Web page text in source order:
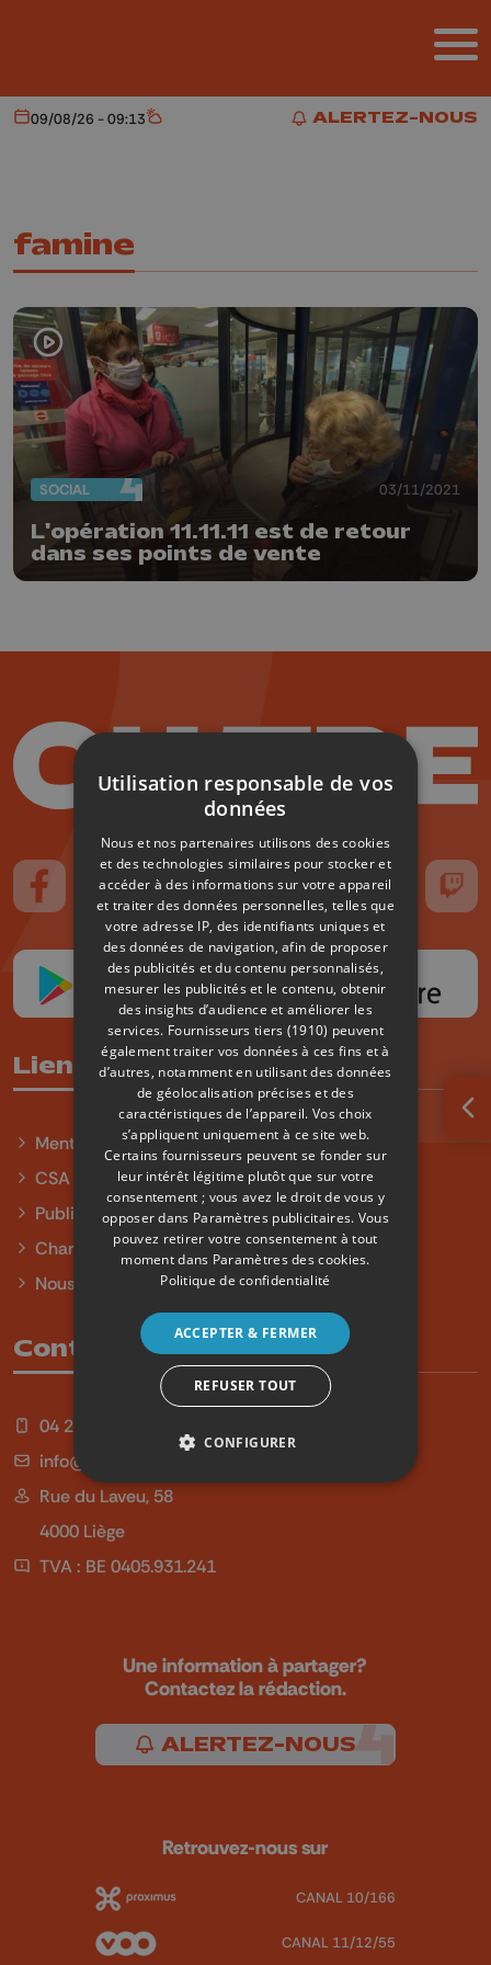
ALERTEZ-NOUS
ALERTEZ-NOUS
Aujourd'hui
09/08/26 - 09:13 Météo
famine
SOCIAL 03/11/2021
L'opération 11.11.11 est de retour
dans ses points de vente
Suivez-nous sur FaceBook
Suivez-nous sur Instagram
Suivez-nous sur TikTokSuivez-nous sur YouTube
Suivez-nous
Liens utiles
Mentions légales
CSA
Publicité
Charte sur l'égalité et la diversité
Nous contacter
Contact
04 254 99 99
info@qu4tre.be
Rue du Laveu, 58
4000 Liège
TVA : BE 0405.931.241
Une information à partager?
Contactez la rédaction.
ALERTEZ-NOUS
Retrouvez-nous sur
CANAL 10/166
CANAL 11/12/55
Utilisation responsable de vos
données
Nous et nos partenaires utilisons des cookies
et des technologies similaires pour stocker et
accéder à des informations sur votre appareil
et traiter des données personnelles, telles que
votre adresse IP, des identifiants uniques et
des données de navigation, afin de proposer
des publicités et du contenu personnalisés,
mesurer les publicités et le contenu, obtenir
des insights d’audience et améliorer les
services. Fournisseurs tiers (1910) peuvent
également traiter vos données à ces fins et à
d’autres, notamment en utilisant des données
de géolocalisation précises et des
caractéristiques de l’appareil. Vos choix
s’appliquent uniquement à ce site web.
Certains fournisseurs peuvent se fonder sur
leur intérêt légitime plutôt que sur votre
consentement ; vous avez le droit de vous y
opposer dans Paramètres publicitaires. Vous
pouvez retirer votre consentement à tout
moment dans Paramètres des cookies.
Politique de confidentialité
ACCEPTER & FERMER
REFUSER TOUT
CONFIGURER